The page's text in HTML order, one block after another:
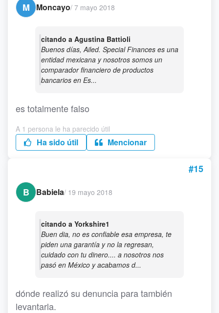
M
Moncayo/ 7 mayo 2018
citando a Agustina Battioli
Buenos días, Ailed. Special Finances es una
entidad mexicana y nosotros somos un
comparador financiero de productos
bancarios en Es...
es totalmente falso
A 1 persona le ha parecido útil
Ha sido útil Mencionar
#15
B
Babiela/ 19 mayo 2018
citando a Yorkshire1
Buen dia, no es confiable esa empresa, te
piden una garantía y no la regresan,
cuidado con tu dinero.... a nosotros nos
pasó en México y acabamos d...
dónde realizó su denuncia para también
levantarla.